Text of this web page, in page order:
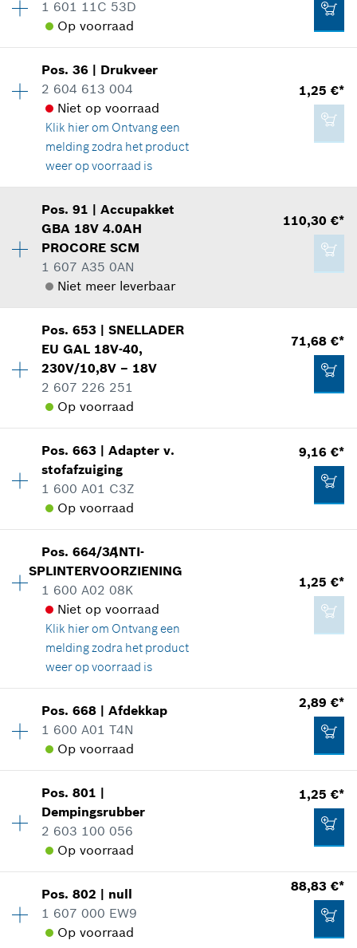
23,90 €*
Prijs incl. BTW
Aan winkelwagen toevoegen
0,83 €*
Prijs incl. BTW
Aan winkelwagen toevoegen
reserveonderdelen informatie
0,83 €*
Aan winkelwagen toevoegen
1 601 11C 53D
Op voorraad
Prijsgroep:12
reserveonderdelen informatie
Toepassingsinstructie
In weergave tonen
1,74 €*
*Prijs incl. BTW
Aan winkelwagen toevoegen
Pos.36 | Drukveer
2 604 613 004
Niet op voorraad
Klik hier om Ontvang een
melding zodra het product
weer op voorraad is
1,25 €*
Beschikbaarheid 1
Prijsgroep:11
reserveonderdelen informatie
Toepassingsinstructie
In weergave tonen
1,25 €*
Aan winkelwagen toevoegen
Pos.91 |Accupakket
GBA 18V 4.0AH
PROCORE SCM
1 607 A35 0AN
Niet meer leverbaar
110,30 €*
Prijsgroep:45
reserveonderdelen informatie
Toepassingsinstructie
In weergave tonen
110,30 €*
Aan winkelwagen toevoegen
Pos.653 |SNELLADER
EU GAL 18V-40,
230V/10,8V – 18V
2 607 226 251
Op voorraad
71,68 €*
Beschikbaarheid 1
Prijsgroep:41
reserveonderdelen informatie
Toepassingsinstructie
In weergave tonen
71,68 €*
*Prijs incl. BTW
Aan winkelwagen toevoegen
Pos.663 |Adapter v.
stofafzuiging
1 600 A01 C3Z
Op voorraad
9,16 €*
Prijsgroep:23
reserveonderdelen informatie
Toepassingsinstructie
In weergave tonen
9,16 €*
*Prijs incl. BTW
Pos.664/3|
ANTI-
SPLINTERVOORZIENING
1 600 A02 08K
Niet op voorraad
Klik hier om Ontvang een
melding zodra het product
weer op voorraad is
1,25 €*
Beschikbaarheid 1
Prijsgroep :11
reserveonderdelen informatie
Toepassingsinstructie
In weergave tonen
1,25 €*
Pos.668 |Afdekkap
1 600 A01 T4N
Op voorraad
2,89 €*
Prijsgroep
reserveonderdelen informatie
Toepassingsinstructie
Pos.801 |
Dempingsrubber
2 603 100 056
Op voorraad
1,25 €*
Beschikbaarheid
Prijsgroep :11
reserveonderdelen informatie
Pos.802 | null
1 607 000 EW9
Op voorraad
88,83 €*